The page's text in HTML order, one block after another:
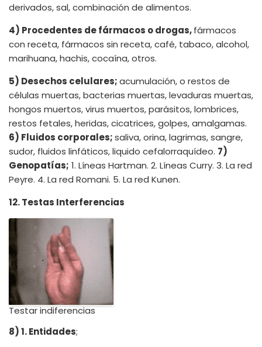
derivados, sal, combinación de alimentos.
4) Procedentes de fármacos o drogas,fármacos
con receta, fármacos sin receta, café, tabaco, alcohol,
marihuana, hachis, cocaína, otros.
5) Desechos celulares;acumulación, o restos de
células muertas, bacterias muertas, levaduras muertas,
hongos muertos, virus muertos, parásitos, lombrices,
restos fetales, heridas, cicatrices, golpes, amalgamas.
6) Fluidos corporales;saliva, orina, lagrimas, sangre,
sudor, fluidos linfáticos, liquido cefalorraquídeo. 7)
Genopatías; 1. Líneas Hartman. 2. Líneas Curry. 3. La red
Peyre. 4. La red Romani. 5. La red Kunen.
12. Testas Interferencias
Testar indiferencias
8) 1. Entidades;